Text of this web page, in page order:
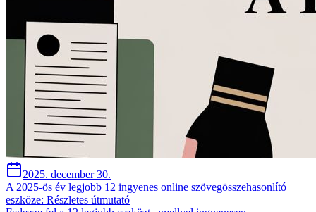
2025. december 30.
A 2025-ös év legjobb 12 ingyenes online szövegösszehasonlító
eszköze: Részletes útmutató